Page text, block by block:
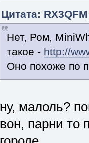
Цитата:
Нет, Ром,
такое - http://
Оно похоже по
ну, малоль?
вон, парни то